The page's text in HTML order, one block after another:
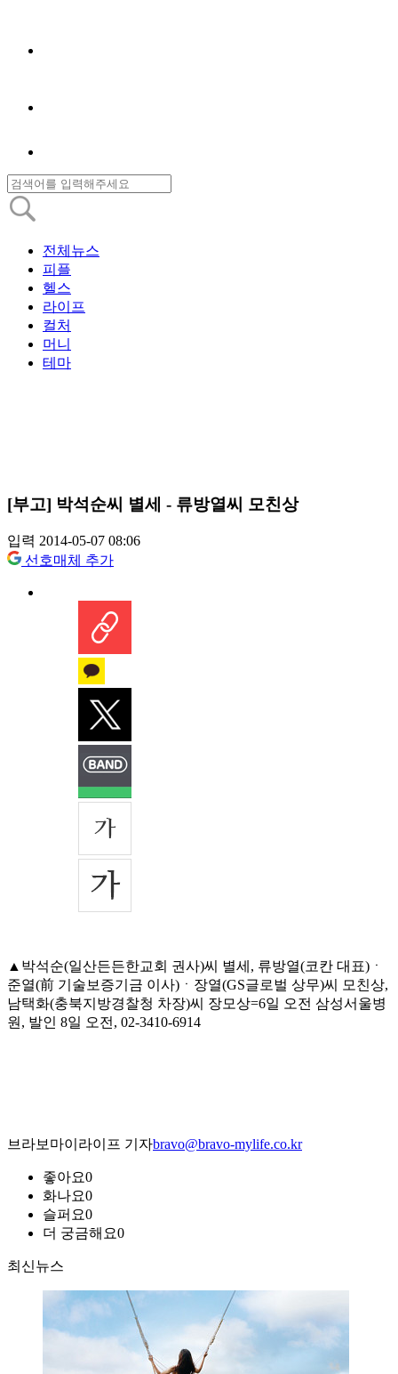
전체뉴스
피플
헬스
라이프
컬처
머니
테마
[부고] 박석순씨 별세 - 류방열씨 모친상
입력 2014-05-07 08:06
선호매체 추가
▲박석순(일산든든한교회 권사)씨 별세, 류방열(코칸 대표)ㆍ
준열(前 기술보증기금 이사)ㆍ장열(GS글로벌 상무)씨 모친상,
남택화(충북지방경찰청 차장)씨 장모상=6일 오전 삼성서울병
원, 발인 8일 오전, 02-3410-6914
브라보마이라이프 기자bravo@bravo-mylife.co.kr
좋아요0
화나요0
슬퍼요0
더 궁금해요0
최신뉴스